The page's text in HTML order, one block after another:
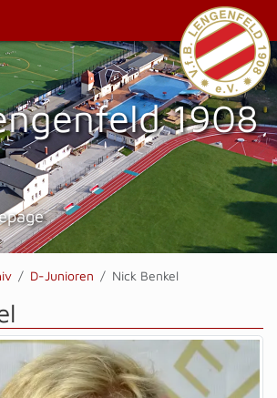
1908
D-Junioren Nick Benkel